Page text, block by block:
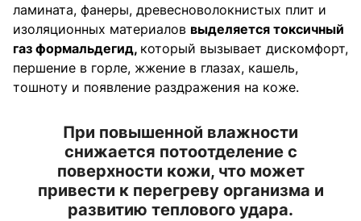
ламината, фанеры, древесноволокнистых плит и
изоляционных материалов выделяется токсичный
газ формальдегид, который вызывает дискомфорт,
першение в горле, жжение в глазах, кашель,
тошноту и появление раздражения на коже.
При повышенной влажности
снижается потоотделение с
поверхности кожи, что может
привести к перегреву организма и
развитию теплового удара.